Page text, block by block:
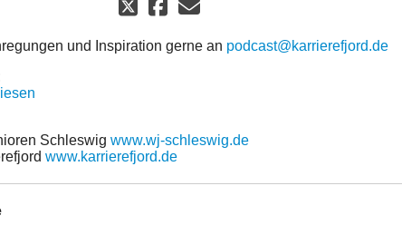
und Inspiration gerne an podcast@karrierefjord.de
Schleswig www.wj-schleswig.de
www.karrierefjord.de